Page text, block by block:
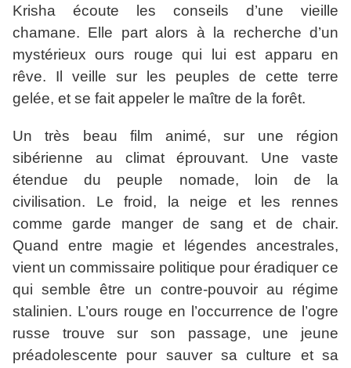
Krisha écoute les conseils d’une vieille
chamane. Elle part alors à la recherche d’un
mystérieux ours rouge qui lui est apparu en
rêve. Il veille sur les peuples de cette terre
gelée, et se fait appeler le maître de la forêt.
Un très beau film animé, sur une région
sibérienne au climat éprouvant. Une vaste
étendue du peuple nomade, loin de la
civilisation. Le froid, la neige et les rennes
comme garde manger de sang et de chair.
Quand entre magie et légendes ancestrales,
vient un commissaire politique pour éradiquer ce
qui semble être un contre-pouvoir au régime
stalinien. L’ours rouge en l’occurrence de l’ogre
russe trouve sur son passage, une jeune
préadolescente pour sauver sa culture et sa